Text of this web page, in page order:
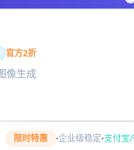
官方2折
像生成
限时特惠 ·企业级稳定·支付宝